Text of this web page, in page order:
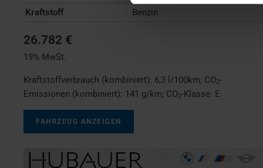
Kraftstoff
Benzin
26.782 €
19% MwSt.
Kraftstoffverbrauch (kombiniert): 6,3 l/100km; CO2-
Emissionen (kombiniert): 141 g/km; CO2-Klasse: E
FAHRZEUG ANZEIGEN